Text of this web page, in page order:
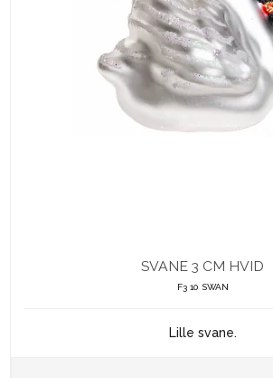
SVANE 3 CM HVID
F3 10 SWAN
Lille svane.